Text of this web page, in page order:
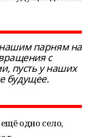
нашим парням на
с
пусть у наших
будущее.
одно село,